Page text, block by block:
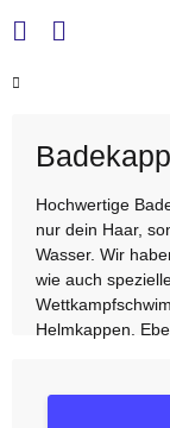
Hochwertige
nur dein Haar,
Wasser. Wir
wie auch
Helmkappen.